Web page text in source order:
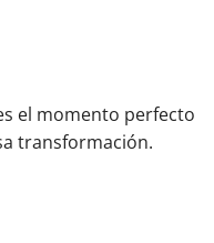
el momento perfecto
transformación.